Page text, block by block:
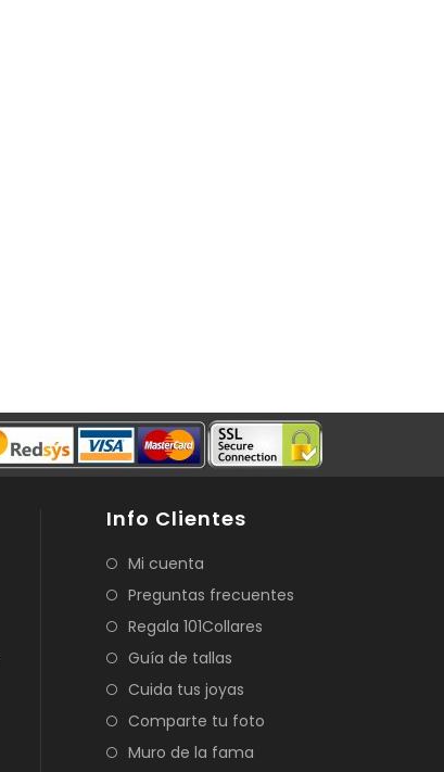
Info Clientes
Mi cuenta
Preguntas frecuentes
Regala 101Collares
Guía de tallas
Cuida tus joyas
Comparte tu foto
Muro de la fama